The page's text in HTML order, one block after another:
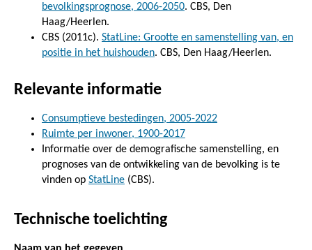
bevolkingsprognose, 2006-2050. CBS, Den
Haag/Heerlen.
CBS (2011c). StatLine: Grootte en samenstelling van, en
positie in het huishouden. CBS, Den Haag/Heerlen.
Relevante informatie
Consumptieve bestedingen, 2005-2022
Ruimte per inwoner, 1900-2017
Informatie over de demografische samenstelling, en
prognoses van de ontwikkeling van de bevolking is te
vinden op StatLine (CBS).
Technische toelichting